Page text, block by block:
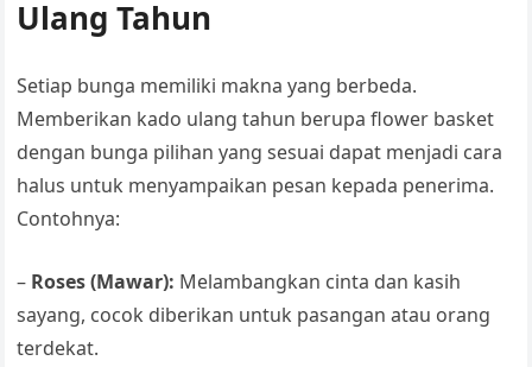
Ulang Tahun
Setiap bunga memiliki makna yang berbeda.
Memberikan kado ulang tahun berupa flower basket
dengan bunga pilihan yang sesuai dapat menjadi cara
halus untuk menyampaikan pesan kepada penerima.
Contohnya:
– Roses (Mawar): Melambangkan cinta dan kasih
sayang, cocok diberikan untuk pasangan atau orang
terdekat.